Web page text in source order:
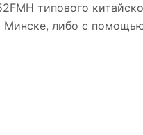
типового
либо с